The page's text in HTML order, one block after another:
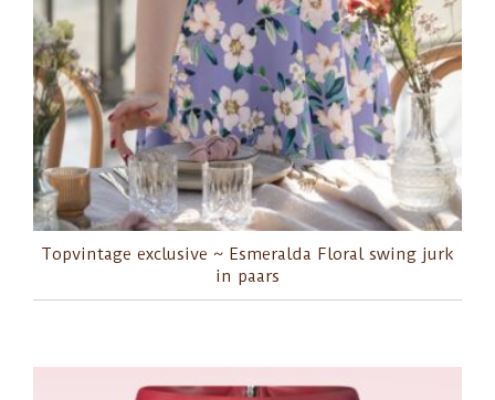
Topvintage exclusive ~ Esmeralda Floral swing jurk
in paars